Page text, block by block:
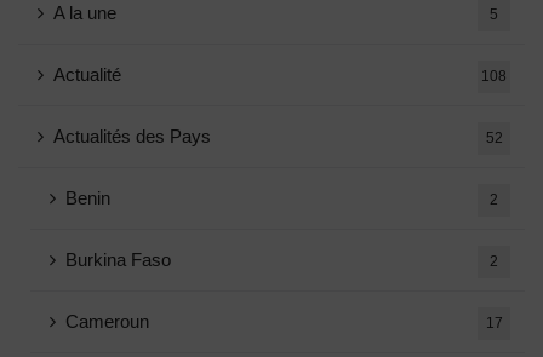
A la une 5
Actualité 108
Actualités des Pays 52
Benin 2
Burkina Faso 2
Cameroun 17